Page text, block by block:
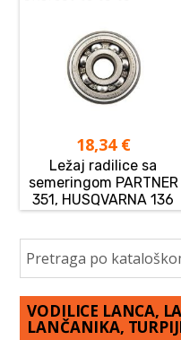
18,34 €
Ležaj radilice sa
semeringom PARTNER
351, HUSQVARNA 136
VODILICE LANCA,
LANČANIKA,